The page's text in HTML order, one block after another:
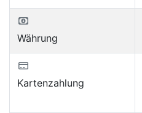
Währung
Kartenzahlung